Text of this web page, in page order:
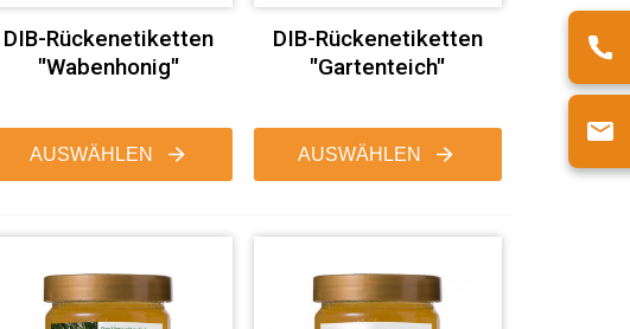
DIB-Rückenetiketten
"Wabenhonig"
AUSWÄHLEN
DIB-Rückenetiketten
"Gartenteich"
AUSWÄHLEN